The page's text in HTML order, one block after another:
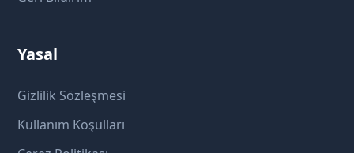
Yasal
Gizlilik Sözleşmesi
Kullanım Koşulları